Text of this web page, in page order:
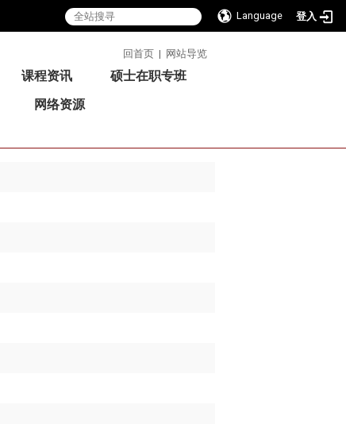
Language 登入
回首页 | 网站导览
课程资讯
硕士在职专班
网络资源